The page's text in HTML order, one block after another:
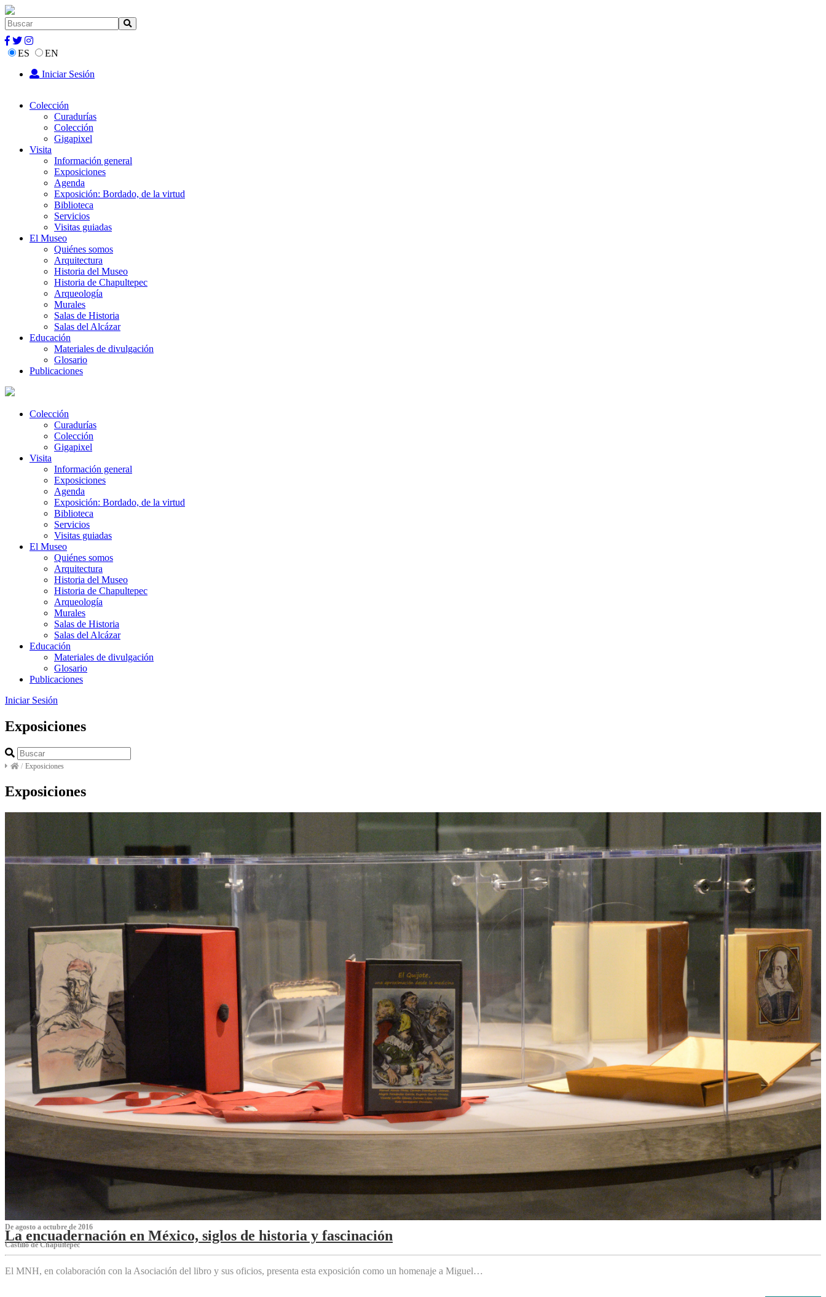
ES
EN
Iniciar Sesión
Colección
Curadurías
Colección
Gigapixel
Visita
Información general
Exposiciones
Agenda
Exposición: Bordado, de la virtud
Biblioteca
Servicios
Visitas guiadas
El Museo
Quiénes somos
Arquitectura
Historia del Museo
Historia de Chapultepec
Arqueología
Murales
Salas de Historia
Salas del Alcázar
Educación
Materiales de divulgación
Glosario
Publicaciones
Colección
Curadurías
Colección
Gigapixel
Visita
Información general
Exposiciones
Agenda
Exposición: Bordado, de la virtud
Biblioteca
Servicios
Visitas guiadas
El Museo
Quiénes somos
Arquitectura
Historia del Museo
Historia de Chapultepec
Arqueología
Murales
Salas de Historia
Salas del Alcázar
Educación
Materiales de divulgación
Glosario
Publicaciones
Iniciar Sesión
Exposiciones
/ Exposiciones
Exposiciones
De agosto a octubre de 2016
La encuadernación en México, siglos de historia y fascinación
Castillo de Chapultepec
El MNH, en colaboración con la Asociación del libro y sus oficios, presenta esta exposición como un homenaje a Miguel…